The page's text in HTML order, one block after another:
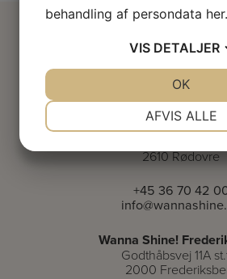
Wanna Shine!
2610 Rødovre
+45 36 70 42
Wanna Shine!
Godthåbsvej 11A
2000
behandling af persondata her.
VIS DETALJER
MARKETING
AFVIS ALLE
OK